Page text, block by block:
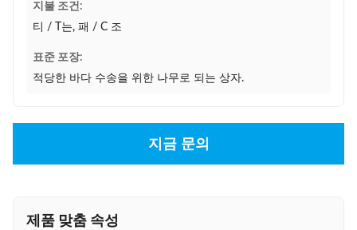
지불 조건:
티 / T는, 패 / C 조
표준 포장:
적당한 바다 수송을 위한 나무로 되는 상자.
지금 문의
제품 맞춤 속성